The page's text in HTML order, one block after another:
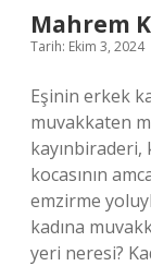
Mahrem
Tarih: Ekim 3, 2024
Eşinin erkek
muvakkaten
kayınbiraderi,
kocasının
emzirme
kadına
yeri neresi?